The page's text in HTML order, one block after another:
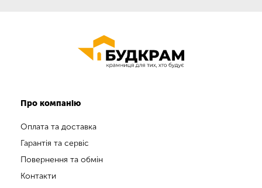
Про компанію
Оплата та доставка
Гарантія та сервіс
Повернення та обмін
Контакти